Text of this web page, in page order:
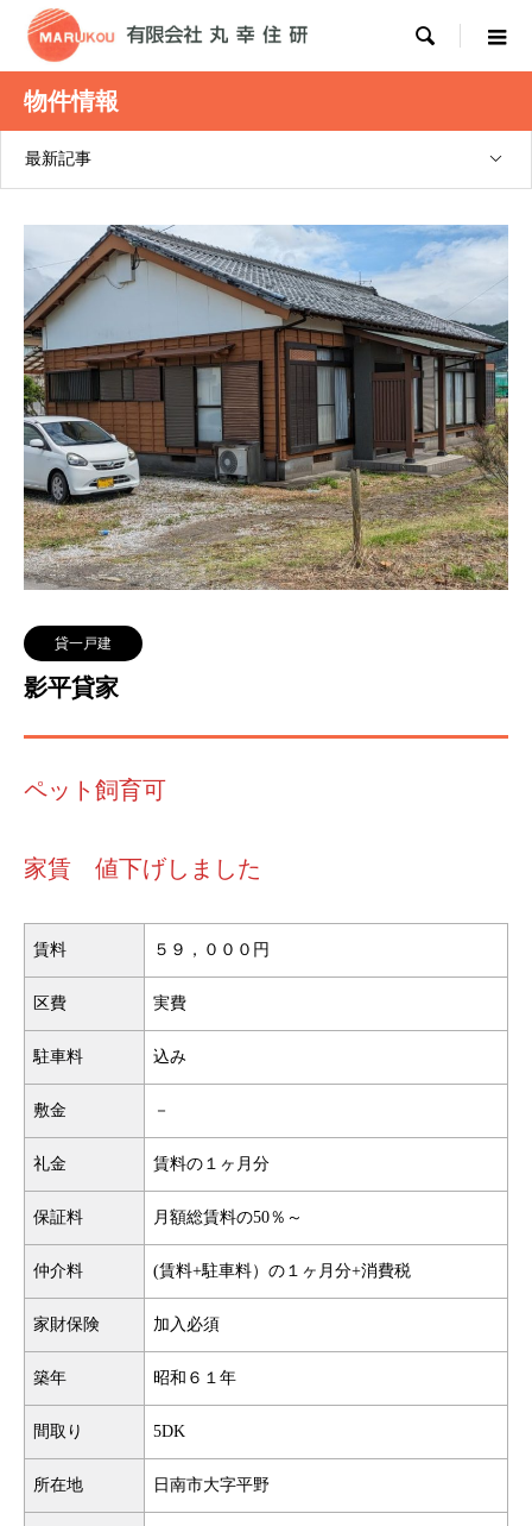

物件情報
最新記事
貸一戸建
影平貸家
ペット飼育可
家賃 値下げしました
賃料 ５９，０００円
区費 実費
駐車料 込み
敷金 －
礼金 賃料の１ヶ月分
保証料 月額総賃料の50％～
仲介料 (賃料+駐車料）の１ヶ月分+消費税
家財保険 加入必須
築年 昭和６１年
間取り 5DK
所在地 日南市大字平野